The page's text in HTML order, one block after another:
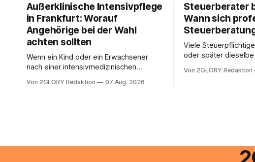
Außerklinische Intensivpflege
in Frankfurt: Worauf
Angehörige bei der Wahl
achten sollten
Wenn ein Kind oder ein Erwachsener
nach einer intensivmedizinischen
oder eine engmaschige pflegerische
Intensivpflege bietet genau diese
Von 2GLORY Redaktion 07 Aug. 2026
Steuerberater
Wann sich
Viele
oder später dieselbe
sich die
zahlt sich
Von 2GLORY Redaktion